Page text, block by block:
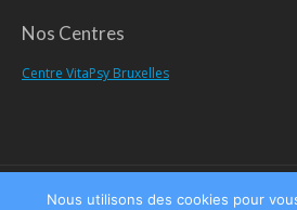
Nos Centres
Centre VitaPsy Bruxelles
Nous utilisons des cookies pour